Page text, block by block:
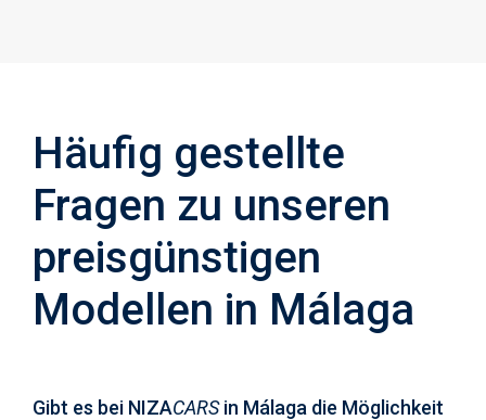
Häufig gestellte
Fragen zu unseren
preisgünstigen
Modellen in Málaga
Gibt es bei NIZACARSin Málaga die Möglichkeit